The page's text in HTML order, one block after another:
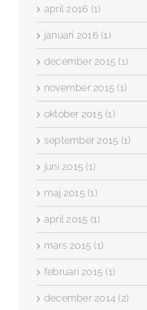
april 2016 (1)
januari 2016 (1)
december 2015 (1)
november 2015 (1)
oktober 2015 (1)
september 2015 (1)
juni 2015 (1)
maj 2015 (1)
april 2015 (1)
mars 2015 (1)
februari 2015 (1)
december 2014 (2)